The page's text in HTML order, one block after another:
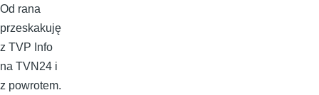
Od rana
przeskakuję
z TVP Info
na TVN24 i
z powrotem.